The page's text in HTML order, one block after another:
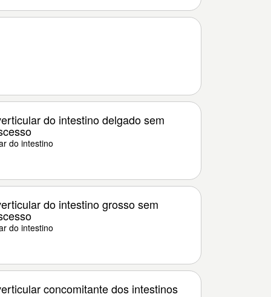
do intestino delgado sem
do intestino
do intestino grosso sem
do intestino
concomitante dos intestinos